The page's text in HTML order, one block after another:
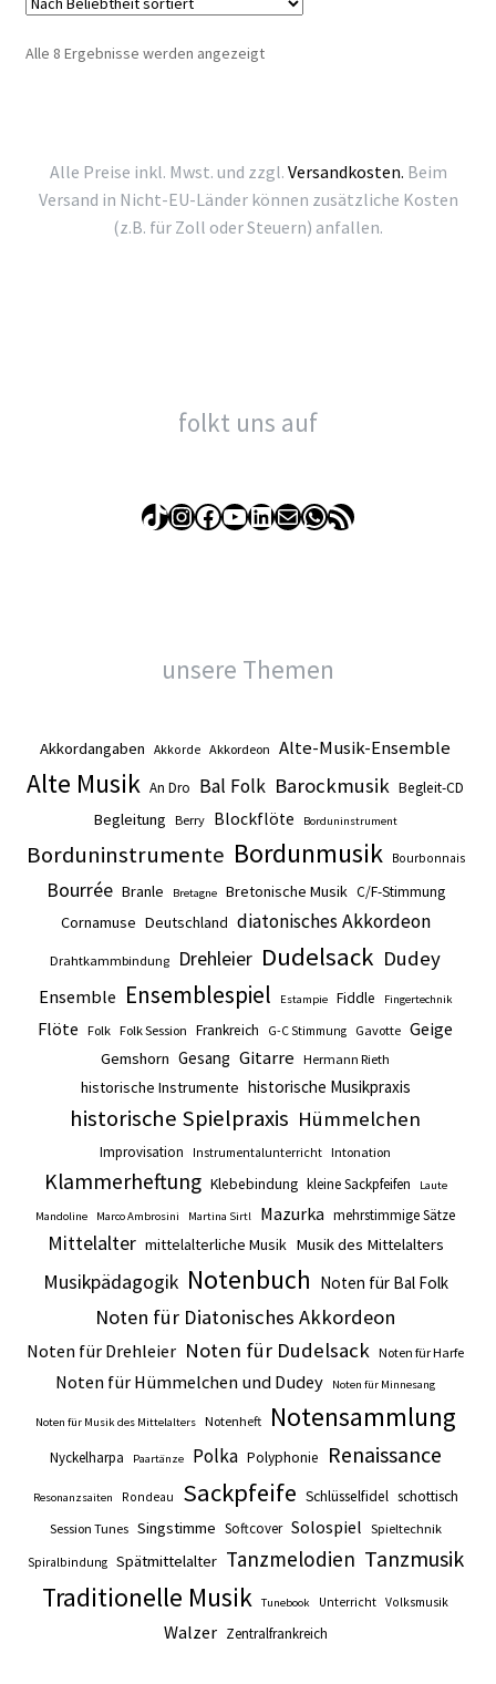
Alle 8 Ergebnisse werden angezeigtNach
Alle Preise inkl. Mwst. und zzgl. Versandkosten. Beim
Versand in Nicht-EU-Länder können zusätzliche Kosten
(z.B. für Zoll oder Steuern) anfallen.
folkt uns auf
TikTok
Instagram
Facebook
YouTube
LinkedIn
E-MailWhatsApp
RSS-Feed
unsere Themen
Akkordangaben Akkorde Akkordeon Alte-Musik-Ensemble
Alte Musik An Dro Bal Folk Barockmusik Begleit-CD
Begleitung Berry Blockflöte Borduninstrument
Borduninstrumente Bordunmusik Bourbonnais
Bourrée Branle Bretagne Bretonische Musik C/F-Stimmung
Cornamuse Deutschland diatonisches Akkordeon
Drahtkammbindung Drehleier Dudelsack Dudey
Ensemble Ensemblespiel Estampie Fiddle Fingertechnik
Flöte Folk Folk Session Frankreich G-C Stimmung Gavotte Geige
Gemshorn Gesang Gitarre Hermann Rieth
historische Instrumente historische Musikpraxis
historische Spielpraxis Hümmelchen
Improvisation Instrumentalunterricht Intonation
Klammerheftung Klebebindung kleine Sackpfeifen Laute
Mandoline Marco Ambrosini Martina Sirtl Mazurka mehrstimmige Sätze
Mittelalter mittelalterliche Musik Musik des Mittelalters
Musikpädagogik Notenbuch Noten für Bal Folk
Noten für Diatonisches Akkordeon
Noten für Drehleier Noten für Dudelsack Noten für Harfe
Noten für Hümmelchen und Dudey Noten für Minnesang
Noten für Musik des Mittelalters Notenheft Notensammlung
Nyckelharpa Paartänze Polka Polyphonie Renaissance
Resonanzsaiten Rondeau Sackpfeife Schlüsselfidel schottisch
Session Tunes Singstimme Softcover Solospiel Spieltechnik
Spiralbindung Spätmittelalter Tanzmelodien Tanzmusik
Traditionelle Musik Tunebook Unterricht Volksmusik
Walzer Zentralfrankreich